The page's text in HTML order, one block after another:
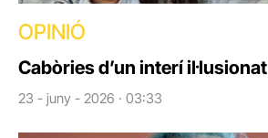
OPINIÓ
Cabòries d’un interí il·lusionat
23 - juny - 2026 · 03:33